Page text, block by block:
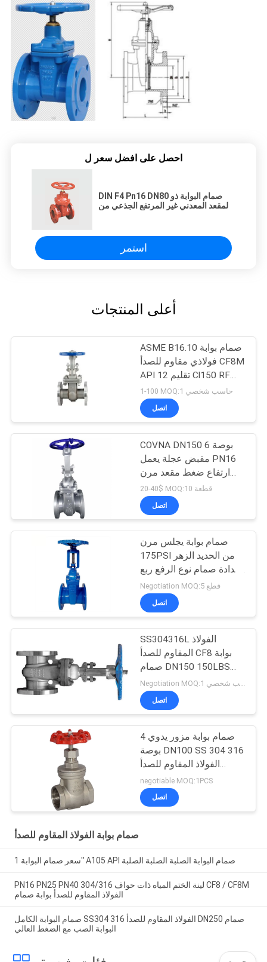
احصل على افضل سعر ل
DIN F4 Pn16 DN80 صمام البوابة ذو
المقعد المعدني غير المرتفع الجذعي من
استمر
أعلى المنتجات
ASME B16.10 صمام بوابة
فولاذي مقاوم للصدأ CF8M
API تقليم 12 Cl150 RF
صمام بوابة ذو حواف
1-100 MOQ:حاسب شخصي 1
اتصل
COVNA DN150 6 بوصة
مقبض عجلة يعمل PN16
ارتفاع ضغط مقعد مرن
شفة نهاية الفولاذ المقاوم
للصدأ 316
20-40$ MOQ:10 قطعة
اتصل
صمام بوابة يجلس مرن
175PSI من الحديد الزهر
سدادة صمام نوع الرفع ربع
دوران الحركة الدورانية
بحواف نهايات
Negotiation MOQ:5 قطع
اتصل
SS304316L الفولاذ
المقاوم للصدأ CF8 بوابة
صمام DN150 150LBS
ASME B16.1 CL125 بوابة
صمامات
اتصل
صمام بوابة مزور يدوي 4
بوصة DN100 SS 304 316
الفولاذ المقاوم للصدأ
الكربوني 6 بوصة
negotiable MOQ:1PCS
اتصل
صمام بوابة الفولاذ المقاوم للصدأ
سعر صمام البوابة 1'' A105 API صمام البوابة الصلبة الصلبة الصلبة
PN16 PN25 PN40 لينة الختم المياه ذات حواف 304/316 CF8 / CF8M
الفولاذ المقاوم للصدأ بوابة صمام
صمام البوابة الكامل SS304 316 الفولاذ المقاوم للصدأ DN250 صمام
البوابة الصب مع الضغط العالي